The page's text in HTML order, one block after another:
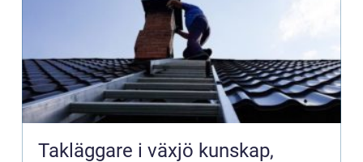
Takläggare i växjö kunskap,